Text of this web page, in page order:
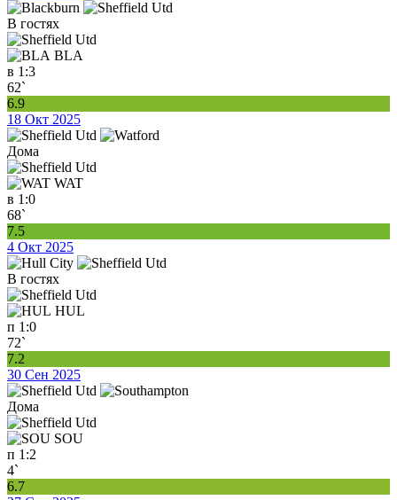
В гостях
BLA
в 1:3
62`
6.9
18 Окт 2025
Дома
WAT
в 1:0
68`
7.5
4 Окт 2025
В гостях
HUL
п 1:0
72`
7.2
30 Сен 2025
Дома
SOU
п 1:2
4`
6.7